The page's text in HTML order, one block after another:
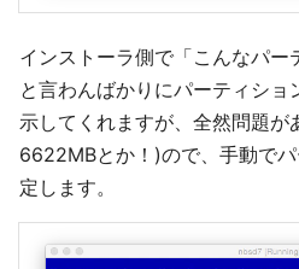
インストーラ側で「こんなパー
と言わんばかりにパーティシ
示してくれますが、全然問題
6622MBとか！)ので、手動で
定します。